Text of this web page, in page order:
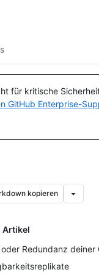
für kritische
GitHub Enterprise-
kopieren
Artikel
Redundanz